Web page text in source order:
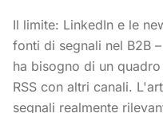
Il limite: LinkedIn e le
fonti di segnali nel B2B
ha bisogno di un
RSS con altri canali.
segnali realmente